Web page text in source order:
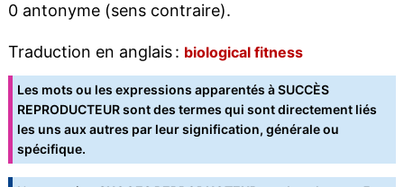
0 antonyme (sens contraire).
Traduction en anglais : biological fitness
Les mots ou les expressions apparentés à SUCCÈS
REPRODUCTEUR sont des termes qui sont directement liés
les uns aux autres par leur signification, générale ou
spécifique.